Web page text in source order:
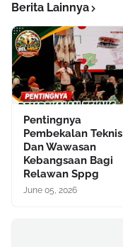
Berita Lainnya
Pentingnya
Pembekalan Teknis
Dan Wawasan
Kebangsaan Bagi
Relawan Sppg
June 05, 2026